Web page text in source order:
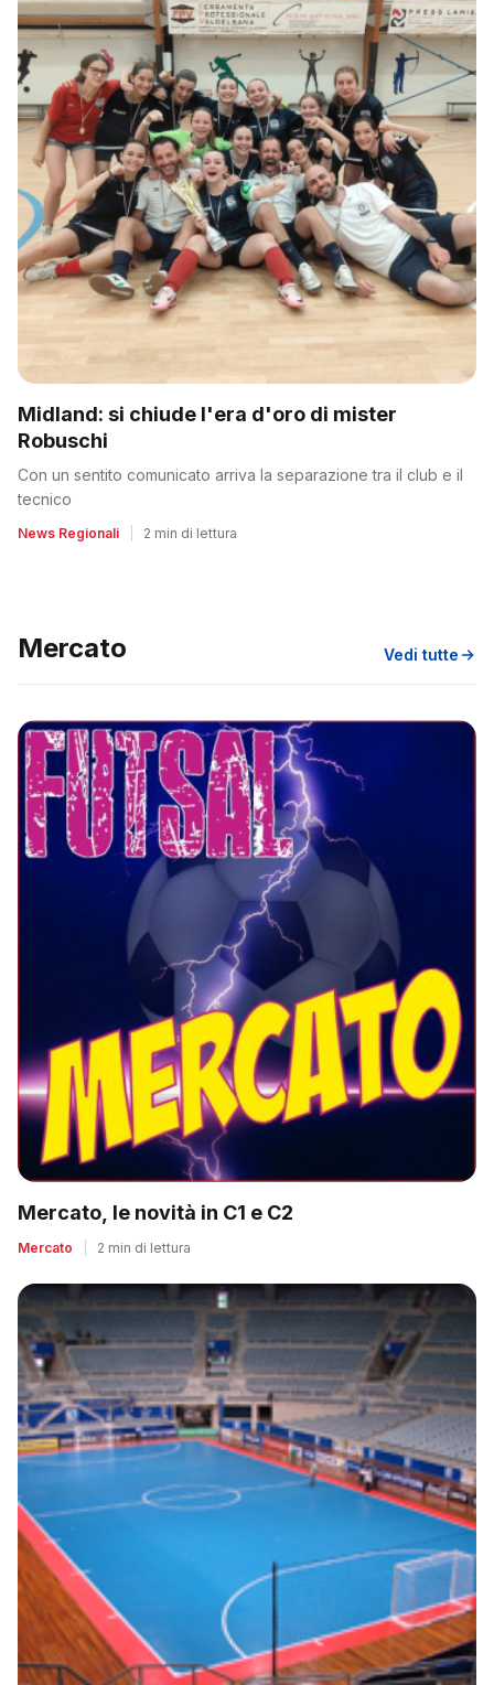
Midland: si chiude l'era d'oro di mister
Robuschi
Con un sentito comunicato arriva la separazione tra il club e il
tecnico
News Regionali 2 min di lettura
Mercato Vedi tutte
Mercato, le novità in C1 e C2
Mercato 2 min di lettura